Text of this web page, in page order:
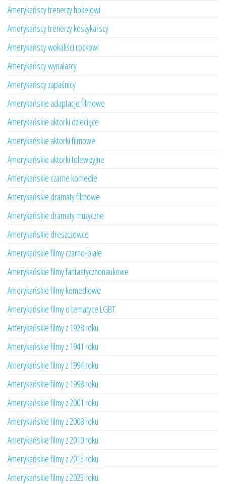
Amerykańscy trenerzy hokejowi
Amerykańscy trenerzy koszykarscy
Amerykańscy wokaliści rockowi
Amerykańscy wynalazcy
Amerykańscy zapaśnicy
Amerykańskie adaptacje filmowe
Amerykańskie aktorki dziecięce
Amerykańskie aktorki filmowe
Amerykańskie aktorki telewizyjne
Amerykańskie czarne komedie
Amerykańskie dramaty filmowe
Amerykańskie dramaty muzyczne
Amerykańskie dreszczowce
Amerykańskie filmy czarno-białe
Amerykańskie filmy fantastycznonaukowe
Amerykańskie filmy komediowe
Amerykańskie filmy o tematyce LGBT
Amerykańskie filmy z 1928 roku
Amerykańskie filmy z 1941 roku
Amerykańskie filmy z 1994 roku
Amerykańskie filmy z 1998 roku
Amerykańskie filmy z 2001 roku
Amerykańskie filmy z 2008 roku
Amerykańskie filmy z 2010 roku
Amerykańskie filmy z 2013 roku
Amerykańskie filmy z 2025 roku